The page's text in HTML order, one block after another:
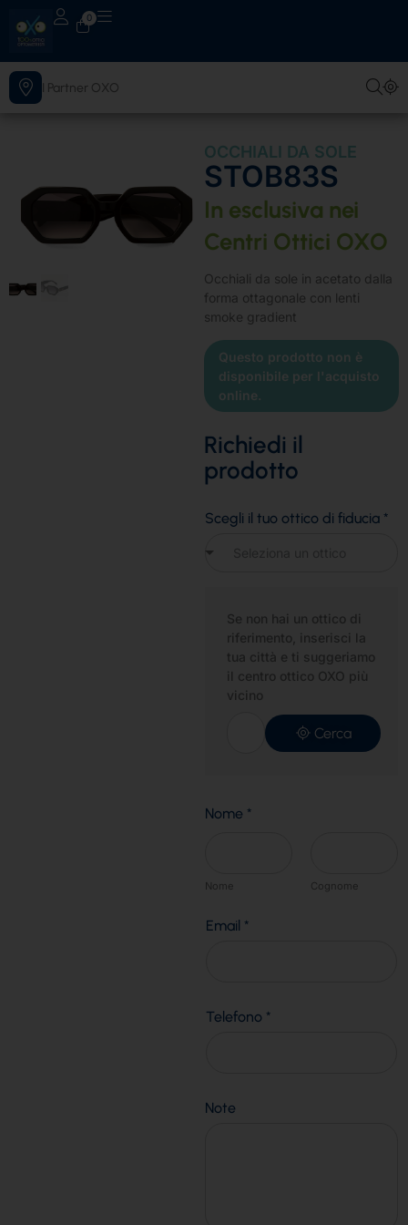
0
I Partner OXO
Scopri il più vicino
OCCHIALI DA SOLE
STOB83S
In esclusiva nei
Centri Ottici OXO
Occhiali da sole in acetato dalla
forma ottagonale con lenti
smoke gradient
Questo prodotto non è
disponibile per l'acquisto
online.
Richiedi il
prodotto
Scegli il tuo ottico di fiducia *
Se non hai un ottico di
riferimento, inserisci la
tua città e ti suggeriamo
il centro ottico OXO più
vicino
Cerca
Nome *
Nome Cognome
Email *
Telefono *
Note